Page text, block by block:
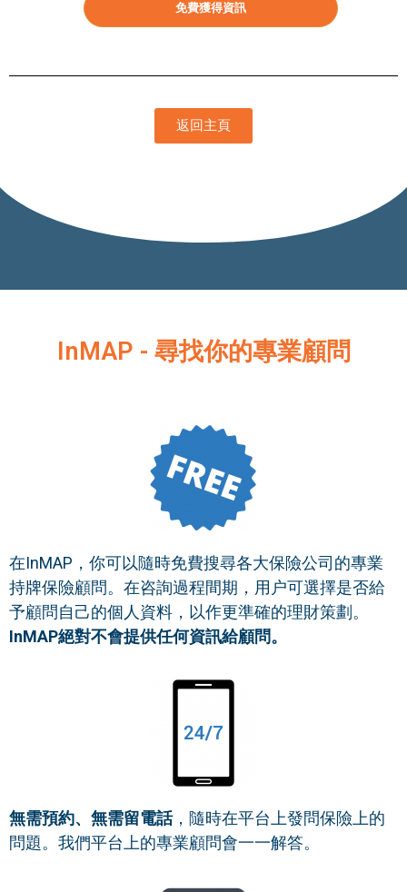
免費獲得資訊
返回主頁
InMAP - 尋找你的專業顧問
在InMAP，你可以隨時免費搜尋各大保險公司的專業
持牌保險顧問。在咨詢過程間期，用户可選擇是否給
予顧問自己的個人資料，以作更準確的理財策劃。
InMAP絕對不會提供任何資訊給顧問。
無需預約、無需留電話，隨時在平台上發問保險上的
問題。我們平台上的專業顧問會一一解答。